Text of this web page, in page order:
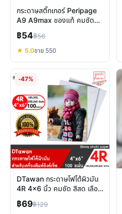
กระดาษสติ๊กเกอร์ Peripage
A9 A9max ของแท้ คมชัด
กันน้ำ ใช้งานง่าย
฿54฿56
★ 5.0ขาย 550
-47%
DTawan กระดาษโฟโต้ผิวมัน
4R 4x6 นิ้ว คมชัด สีสด เลือก
แกรม 180-260g สำหรับพิมพ์
ภาพ
฿69฿129